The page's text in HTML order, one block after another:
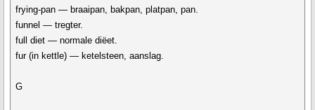
frying-pan — braaipan, bakpan, platpan, pan.
funnel — tregter.
full diet — normale diëet.
fur (in kettle) — ketelsteen, aanslag.
G